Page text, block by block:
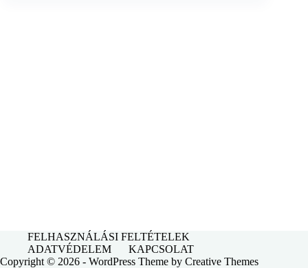
FELHASZNÁLÁSI FELTÉTELEK
ADATVÉDELEM
KAPCSOLAT
Copyright © 2026 - WordPress Theme by Creative Themes